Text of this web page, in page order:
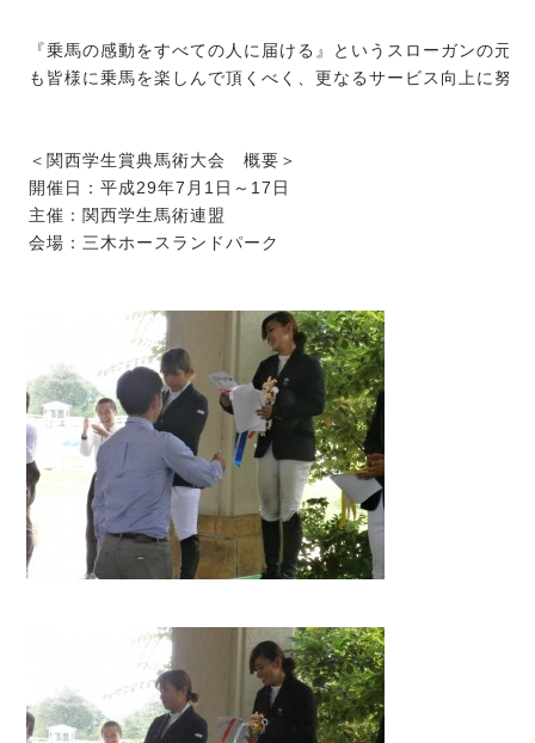
『乗馬の感動をすべての人に届ける』というスローガンの元
も皆様に乗馬を楽しんで頂くべく、更なるサービス向上に努
＜関西学生賞典馬術大会 概要＞
開催日：平成29年7月1日～17日
主催：関西学生馬術連盟
会場：三木ホースランドパーク